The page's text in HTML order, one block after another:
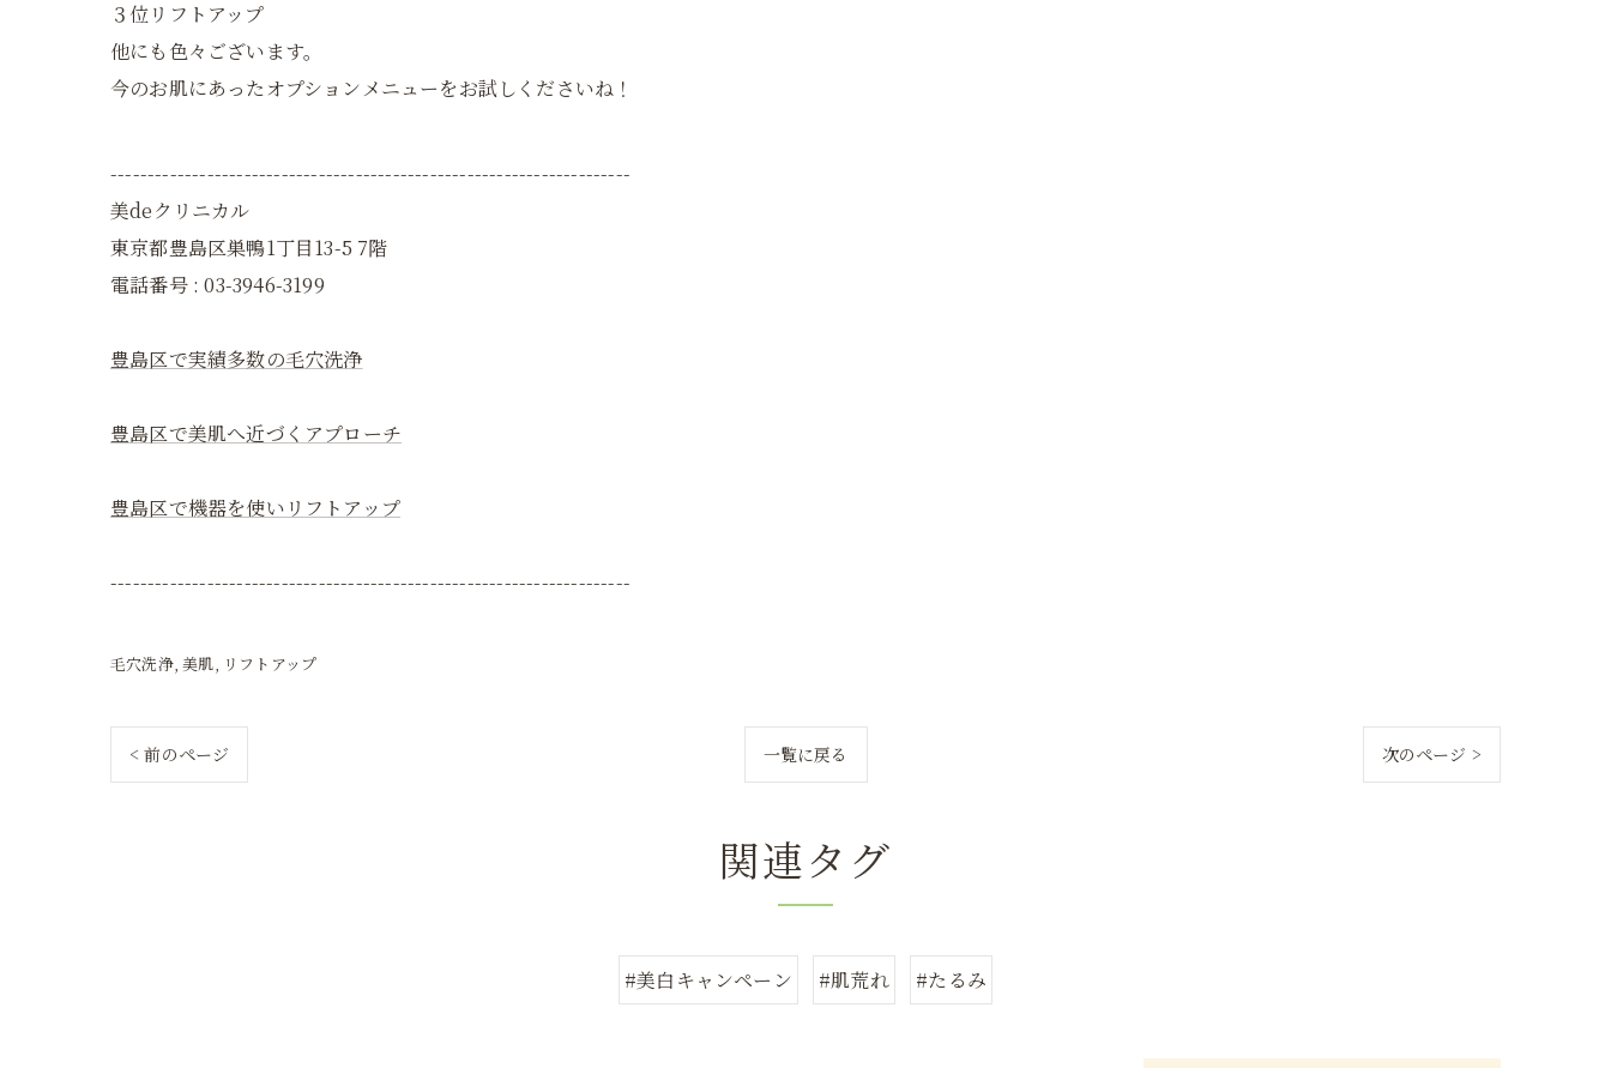
３位リフトアップ
他にも色々ございます。
今のお肌にあったオプションメニューをお試しくださいね！
----------------------------------------------------------------------
美deクリニカル
東京都豊島区巣鴨1丁目13-5 7階
電話番号 : 03-3946-3199
豊島区で実績多数の毛穴洗浄
豊島区で美肌へ近づくアプローチ
豊島区で機器を使いリフトアップ
----------------------------------------------------------------------
毛穴洗浄 美肌 リフトアップ
< 前のページ 一覧に戻る 次のページ >
関連タグ
#美白キャンペーン #肌荒れ #たるみ